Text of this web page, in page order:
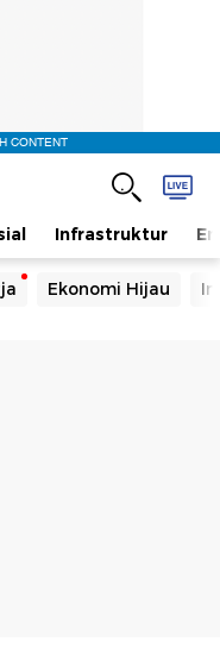
CONTENT
Infrastruktur
Ekonomi Hijau